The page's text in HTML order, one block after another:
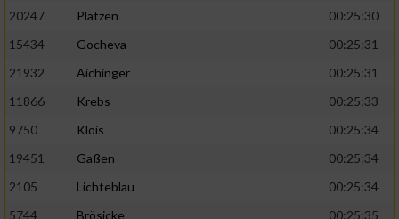
20247
Platzen
00:25:30
15434
Gocheva
00:25:31
21932
Aichinger
00:25:31
11866
Krebs
00:25:33
9750
Klois
00:25:34
19451
Gaßen
00:25:34
2105
Lichteblau
00:25:34
5744
Brösicke
00:25:35